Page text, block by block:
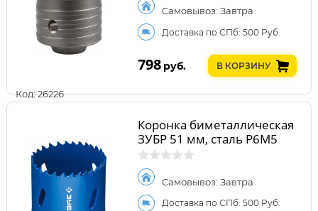
Код: 26226
Самовывоз: Завтра
Доставка по СПб: 500 Руб.
798 руб. В КОРЗИНУ
Коронка биметаллическая
ЗУБР 51 мм, сталь Р6М5
Самовывоз: Завтра
Доставка по СПб: 500 Руб.